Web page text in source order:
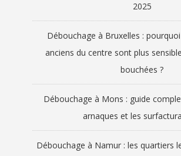
2025
Débouchage à Bruxelles :
anciens du centre sont plus
bouchées ?
Débouchage à Mons : guide
arnaques et les
Débouchage à Namur : les quartiers